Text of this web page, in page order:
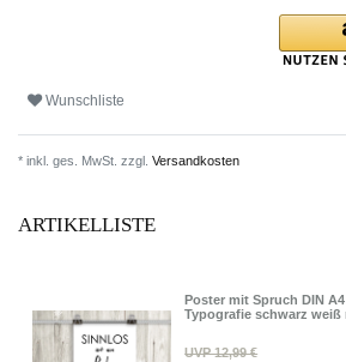
Wunschliste
* inkl. ges. MwSt. zzgl. Versandkosten
ARTIKELLISTE
Poster mit Spruch DIN A4
Typografie schwarz weiß
UVP 12,99 €